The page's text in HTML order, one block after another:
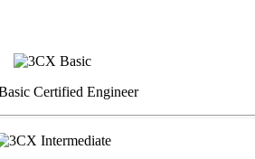
Certified Engineer